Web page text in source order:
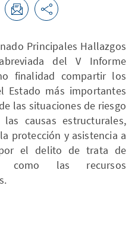
Principales Hallazgos
del V Informe
finalidad compartir los
Estado más importantes
las situaciones de riesgo
causas estructurales,
protección y asistencia a
el delito de trata de
como las recursos